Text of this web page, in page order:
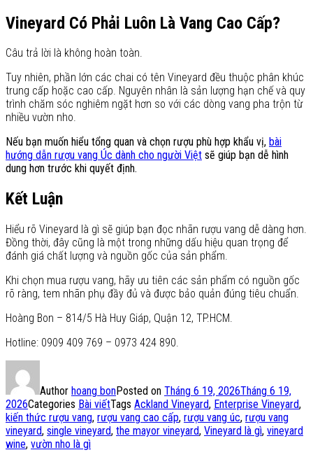
Vineyard Có Phải Luôn Là Vang Cao Cấp?
Câu trả lời là không hoàn toàn.
Tuy nhiên, phần lớn các chai có tên Vineyard đều thuộc phân khúc
trung cấp hoặc cao cấp. Nguyên nhân là sản lượng hạn chế và quy
trình chăm sóc nghiêm ngặt hơn so với các dòng vang pha trộn từ
nhiều vườn nho.
Nếu bạn muốn hiểu tổng quan và chọn rượu phù hợp khẩu vị, bài
hướng dẫn rượu vang Úc dành cho người Việt sẽ giúp bạn dễ hình
dung hơn trước khi quyết định.
Kết Luận
Hiểu rõ Vineyard là gì sẽ giúp bạn đọc nhãn rượu vang dễ dàng hơn.
Đồng thời, đây cũng là một trong những dấu hiệu quan trọng để
đánh giá chất lượng và nguồn gốc của sản phẩm.
Khi chọn mua rượu vang, hãy ưu tiên các sản phẩm có nguồn gốc
rõ ràng, tem nhãn phụ đầy đủ và được bảo quản đúng tiêu chuẩn.
Hoàng Bon – 814/5 Hà Huy Giáp, Quận 12, TP.HCM.
Hotline: 0909 409 769 – 0973 424 890.
Author hoang bonPosted on Tháng 6 19, 2026Tháng 6 19,
2026Categories Bài viếtTags Ackland Vineyard, Enterprise Vineyard,
kiến thức rượu vang, rượu vang cao cấp, rượu vang úc, rượu vang
vineyard, single vineyard, the mayor vineyard, Vineyard là gì, vineyard
wine, vườn nho là gì